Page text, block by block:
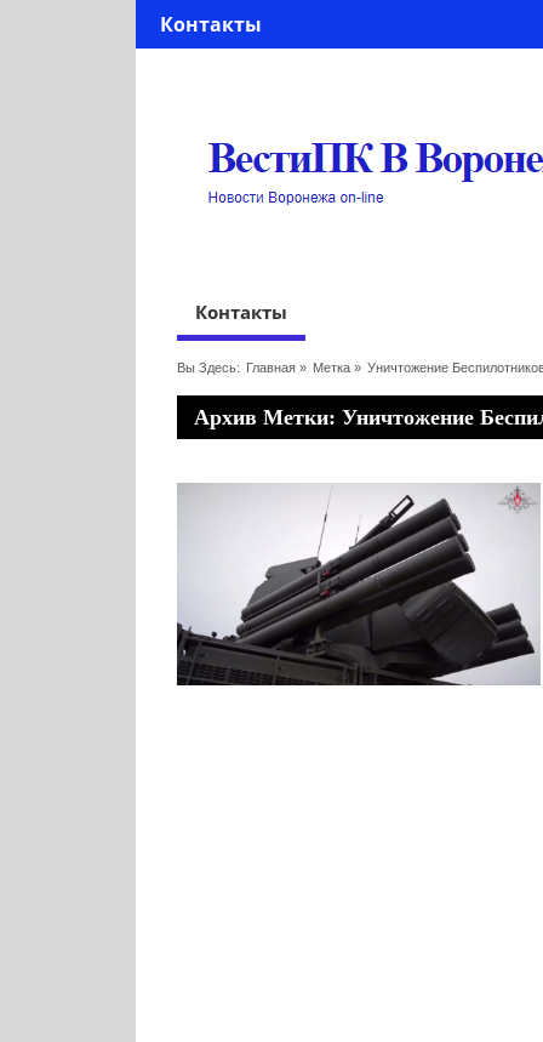
Контакты
Контакты
Вы Здесь: Главная» Метка » Уничтожение
Архив Метки: Уничтожение